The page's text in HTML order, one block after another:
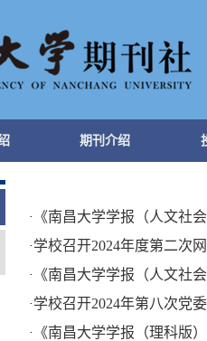
期刊介绍
· 《南昌大学学报（人文社
· 学校召开2024年度第二次
· 《南昌大学学报（人文社
· 学校召开2024年第八次党
· 《南昌大学学报（理科版